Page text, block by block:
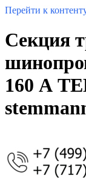
Перейти к
Секция
160 А